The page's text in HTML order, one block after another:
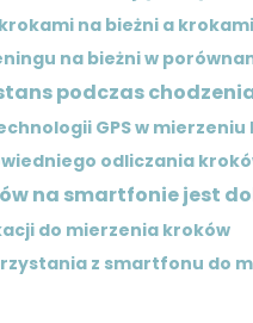
na bieżni a
na bieżni w
podczas
GPS w
odliczania
na smartfonie jest
do mierzenia kroków
z smartfonu do